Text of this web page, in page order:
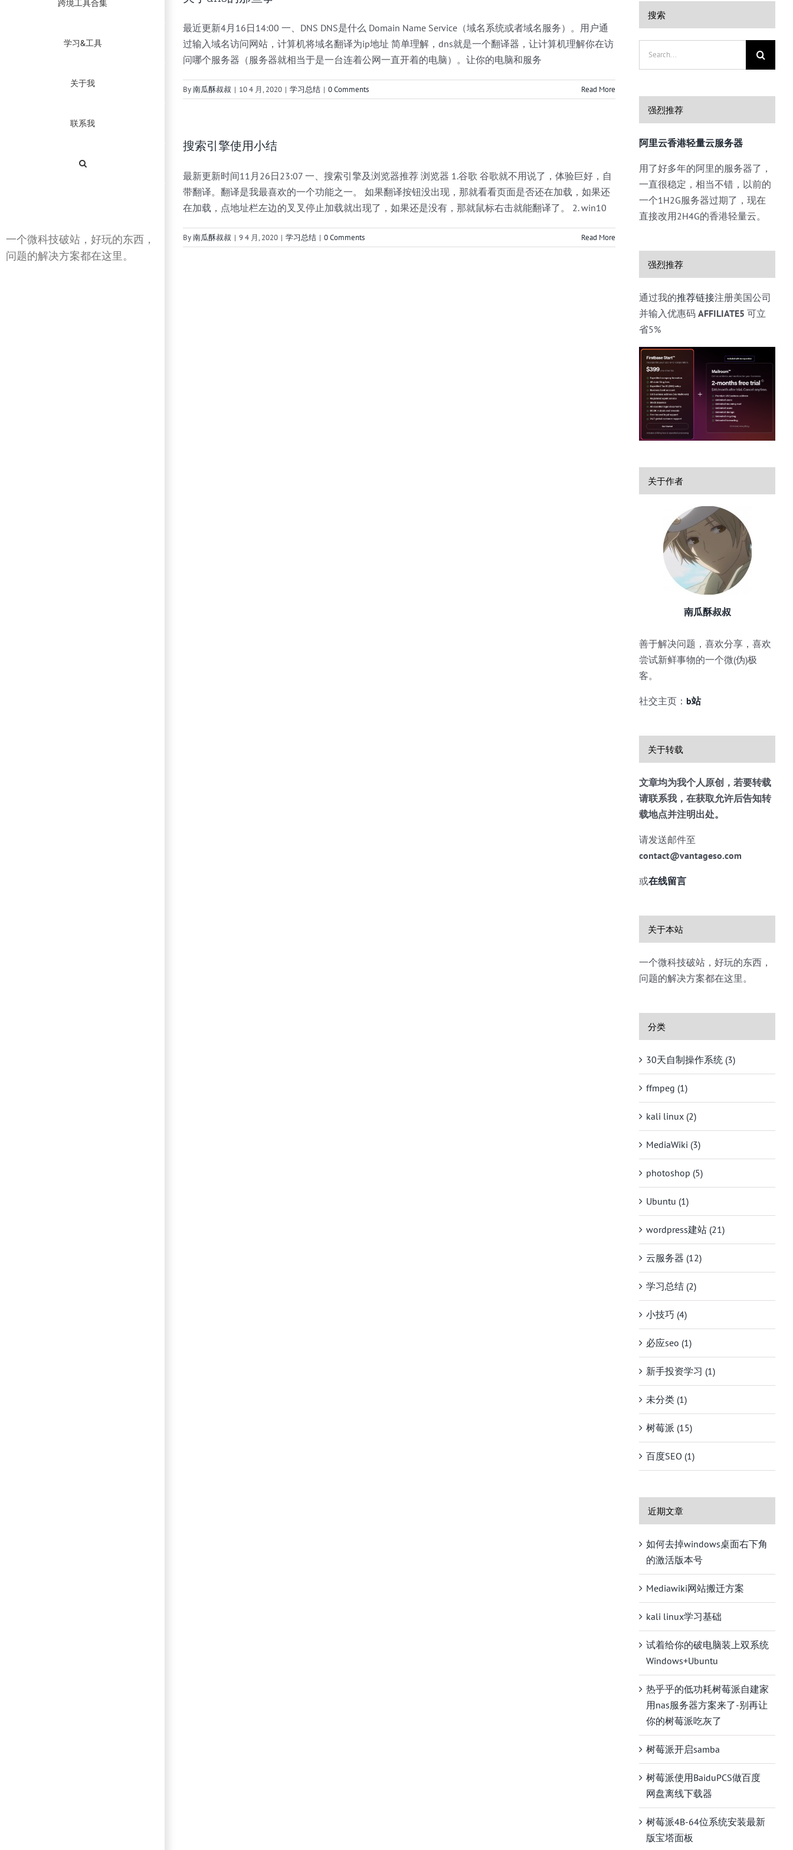
跨境工具合集
学习&工具
关于我
联系我
一个微科技破站，好玩的东西，
问题的解决方案都在这里。
最近更新4月16日14:00 一、DNS DNS是什么 Domain Name Service（域名系统或者域名服务）。用户通
过输入域名访问网站，计算机将域名翻译为ip地址 简单理解，dns就是一个翻译器，让计算机理解你在访
问哪个服务器（服务器就相当于是一台连着公网一直开着的电脑）。让你的电脑和服务
By南瓜酥叔叔 | 10 4 月, 2020 | 学习总结 | 0 Comments Read More
搜索引擎使用小结
最新更新时间11月26日23:07 一、搜索引擎及浏览器推荐 浏览器 1.谷歌 谷歌就不用说了，体验巨好，自
带翻译。翻译是我最喜欢的一个功能之一。 如果翻译按钮没出现，那就看看页面是否还在加载，如果还
在加载，点地址栏左边的叉叉停止加载就出现了，如果还是没有，那就鼠标右击就能翻译了。 2. win10
By南瓜酥叔叔 | 9 4 月, 2020 | 学习总结 | 0 Comments Read More
搜索
强烈推荐
阿里云香港轻量云服务器
用了好多年的阿里的服务器了，
一直很稳定，相当不错，以前的
一个1H2G服务器过期了，现在
直接改用2H4G的香港轻量云。
强烈推荐
通过我的推荐链接注册美国公司
并输入优惠码AFFILIATE5可立
省5%
关于作者
南瓜酥叔叔
善于解决问题，喜欢分享，喜欢
尝试新鲜事物的一个微(伪)极
客。
社交主页： b站
关于转载
文章均为我个人原创，若要转载
请联系我，在获取允许后告知转
载地点并注明出处。
请发送邮件至
contact@vantageso.com
或在线留言
关于本站
一个微科技破站，好玩的东西，
问题的解决方案都在这里。
分类
30天自制操作系统 (3)
ffmpeg (1)
kali linux (2)
MediaWiki (3)
photoshop (5)
Ubuntu (1)
wordpress建站 (21)
云服务器 (12)
学习总结 (2)
小技巧 (4)
必应seo (1)
新手投资学习 (1)
未分类 (1)
树莓派 (15)
百度SEO (1)
近期文章
如何去掉windows桌面右下角
的激活版本号
Mediawiki网站搬迁方案
kali linux学习基础
试着给你的破电脑装上双系统
Windows+Ubuntu
热乎乎的低功耗树莓派自建家
用nas服务器方案来了-别再让
你的树莓派吃灰了
树莓派开启samba
树莓派使用BaiduPCS做百度
网盘离线下载器
树莓派4B-64位系统安装最新
版宝塔面板